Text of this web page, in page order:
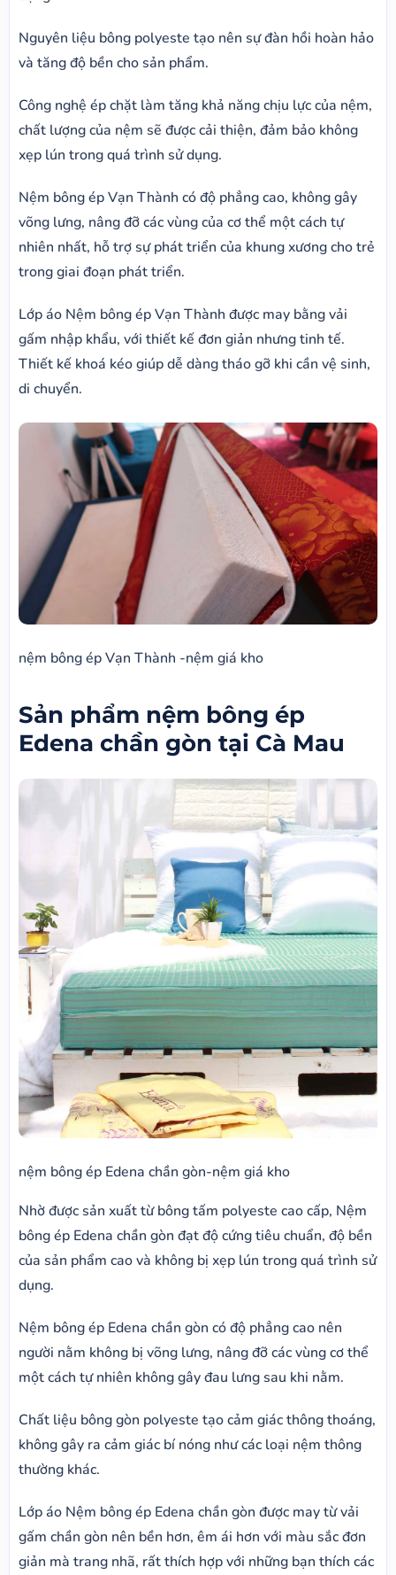
Nguyên liệu bông polyeste tạo nên sự đàn hồi hoàn hảo
và tăng độ bền cho sản phẩm.
Công nghệ ép chặt làm tăng khả năng chịu lực của nệm,
chất lượng của nệm sẽ được cải thiện, đảm bảo không
xẹp lún trong quá trình sử dụng.
Nệm bông ép Vạn Thành có độ phẳng cao, không gây
võng lưng, nâng đỡ các vùng của cơ thể một cách tự
nhiên nhất, hỗ trợ sự phát triển của khung xương cho trẻ
trong giai đoạn phát triển.
Lớp áo Nệm bông ép Vạn Thành được may bằng vải
gấm nhập khẩu, với thiết kế đơn giản nhưng tinh tế.
Thiết kế khoá kéo giúp dễ dàng tháo gỡ khi cần vệ sinh,
di chuyển.
nệm bông ép Vạn Thành -nệm giá kho
Sản phẩm nệm bông ép
Edena chần gòn tại Cà Mau
nệm bông ép Edena chần gòn-nệm giá kho
Nhờ được sản xuất từ bông tấm polyeste cao cấp, Nệm
bông ép Edena chần gòn đạt độ cứng tiêu chuẩn, độ bền
của sản phẩm cao và không bị xẹp lún trong quá trình sử
dụng.
Nệm bông ép Edena chần gòn có độ phẳng cao nên
người nằm không bị võng lưng, nâng đỡ các vùng cơ thể
một cách tự nhiên không gây đau lưng sau khi nằm.
Chất liệu bông gòn polyeste tạo cảm giác thông thoáng,
không gây ra cảm giác bí nóng như các loại nệm thông
thường khác.
Lớp áo Nệm bông ép Edena chần gòn được may từ vải
gấm chần gòn nên bền hơn, êm ái hơn với màu sắc đơn
giản mà trang nhã, rất thích hợp với những bạn thích các